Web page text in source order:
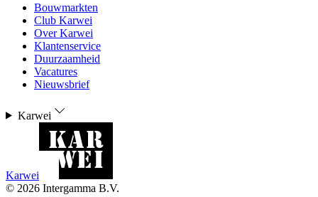
Bouwmarkten
Club Karwei
Over Karwei
Klantenservice
Duurzaamheid
Vacatures
Nieuwsbrief
Karwei
Karwei
© 2026 Intergamma B.V.